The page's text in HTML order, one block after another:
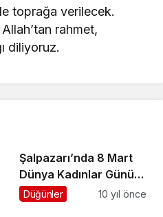
toprağa verilecek.
rahmet,
diliyoruz.
Şalpazarı’nda 8 Mart
Dünya Kadınlar Günü
Programı
Düğünler 10 yıl önce